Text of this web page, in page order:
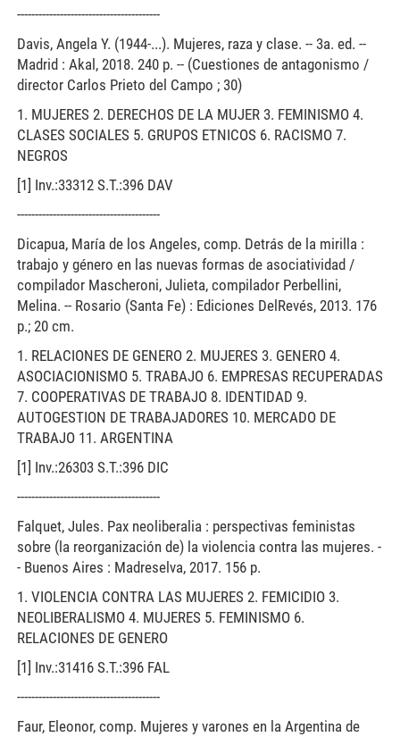
----------------------------------------
Davis, Angela Y. (1944-...). Mujeres, raza y clase. -- 3a. ed. --
Madrid : Akal, 2018. 240 p. -- (Cuestiones de antagonismo /
director Carlos Prieto del Campo ; 30)
1. MUJERES 2. DERECHOS DE LA MUJER 3. FEMINISMO 4.
CLASES SOCIALES 5. GRUPOS ETNICOS 6. RACISMO 7.
NEGROS
[1] Inv.:33312 S.T.:396 DAV
----------------------------------------
Dicapua, María de los Angeles, comp. Detrás de la mirilla :
trabajo y género en las nuevas formas de asociatividad /
compilador Mascheroni, Julieta, compilador Perbellini,
Melina. -- Rosario (Santa Fe) : Ediciones DelRevés, 2013. 176
p.; 20 cm.
1. RELACIONES DE GENERO 2. MUJERES 3. GENERO 4.
ASOCIACIONISMO 5. TRABAJO 6. EMPRESAS RECUPERADAS
7. COOPERATIVAS DE TRABAJO 8. IDENTIDAD 9.
AUTOGESTION DE TRABAJADORES 10. MERCADO DE
TRABAJO 11. ARGENTINA
[1] Inv.:26303 S.T.:396 DIC
----------------------------------------
Falquet, Jules. Pax neoliberalia : perspectivas feministas
sobre (la reorganización de) la violencia contra las mujeres. -
- Buenos Aires : Madreselva, 2017. 156 p.
1. VIOLENCIA CONTRA LAS MUJERES 2. FEMICIDIO 3.
NEOLIBERALISMO 4. MUJERES 5. FEMINISMO 6.
RELACIONES DE GENERO
[1] Inv.:31416 S.T.:396 FAL
----------------------------------------
Faur, Eleonor, comp. Mujeres y varones en la Argentina de